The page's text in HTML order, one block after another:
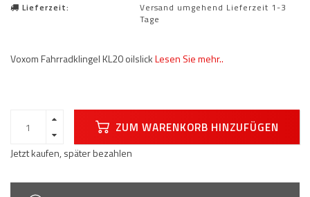
Lieferzeit:
Versand umgehend Lieferzeit 1-3
Tage
Voxom Fahrradklingel KL20 oilslickLesen Sie mehr..
ZUM WARENKORB HINZUFÜGEN
Jetzt kaufen, später bezahlen